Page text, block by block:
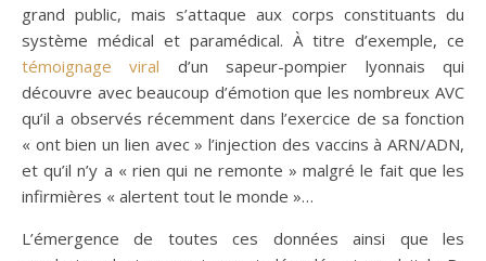
grand public, mais s’attaque aux corps constituants du
système médical et paramédical. À titre d’exemple, ce
témoignage viral d’un sapeur-pompier lyonnais qui
découvre avec beaucoup d’émotion que les nombreux AVC
qu’il a observés récemment dans l’exercice de sa fonction
« ont bien un lien avec » l’injection des vaccins à ARN/ADN,
et qu’il n’y a « rien qui ne remonte » malgré le fait que les
infirmières « alertent tout le monde »…
L’émergence de toutes ces données ainsi que les